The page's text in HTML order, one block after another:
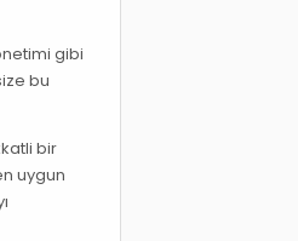
gibi
bu
bir
uygun